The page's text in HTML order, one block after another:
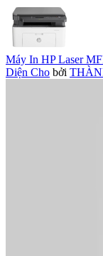
Máy In HP Laser
Diện Cho bởi